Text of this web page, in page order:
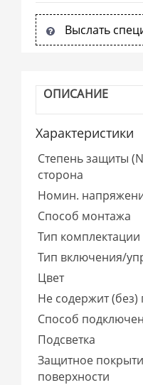
Выслать
ОПИСАНИЕ
Характеристики
Степень защиты
сторона
Номин.
Способ монтажа
Тип комплектации
Тип включения/
Цвет
Не содержит (без)
Способ
Подсветка
Защитное
поверхности